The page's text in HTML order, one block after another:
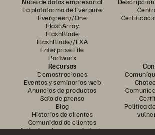
La plataforma de Everpure
Evergreen//One
FlashArray
FlashBlade
FlashBlade//EXA
Enterprise File
Portworx
Recursos
Demostraciones
Eventos y seminarios web
Anuncios de productos
Sala de prensa
Blog
Historias de clientes
Comunidad de clientes
Artículo sobre conocimiento
Política